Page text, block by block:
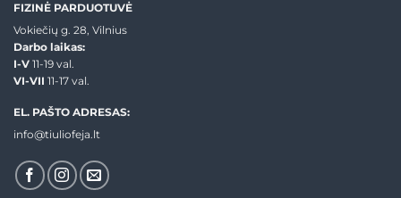
FIZINĖ PARDUOTUVĖ
Vokiečių g. 28, Vilnius
Darbo laikas:
I-V 11-19 val.
VI-VII 11-17 val.
EL. PAŠTO ADRESAS:
info@tiuliofeja.lt